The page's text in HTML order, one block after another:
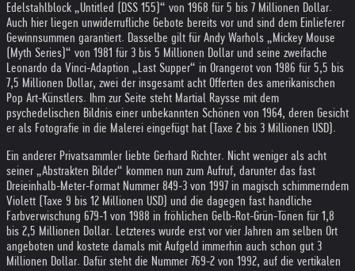
Edelstahlblock „Untitled (DSS 155)“ von 1968 für 5 bis 7 Millionen Dollar.
Auch hier liegen unwiderrufliche Gebote bereits vor und sind dem Einlieferer
Gewinnsummen garantiert. Dasselbe gilt für Andy Warhols „Mickey Mouse
(Myth Series)“ von 1981 für 3 bis 5 Millionen Dollar und seine zweifache
Leonardo da Vinci-Adaption „Last Supper“ in Orangerot von 1986 für 5,5 bis
7,5 Millionen Dollar, zwei der insgesamt acht Offerten des amerikanischen
Pop Art-Künstlers. Ihm zur Seite steht Martial Raysse mit dem
psychedelischen Bildnis einer unbekannten Schönen von 1964, deren Gesicht
er als Fotografie in die Malerei eingefügt hat (Taxe 2 bis 3 Millionen USD).
Ein anderer Privatsammler liebte Gerhard Richter. Nicht weniger als acht
seiner „Abstrakten Bilder“ kommen nun zum Aufruf, darunter das fast
Dreieinhalb-Meter-Format Nummer 849-3 von 1997 in magisch schimmerndem
Violett (Taxe 9 bis 12 Millionen USD) und die dagegen fast handliche
Farbverwischung 679-1 von 1988 in fröhlichen Gelb-Rot-Grün-Tönen für 1,8
bis 2,5 Millionen Dollar. Letzteres wurde erst vor vier Jahren am selben Ort
angeboten und kostete damals mit Aufgeld immerhin auch schon gut 3
Millionen Dollar. Dafür steht die Nummer 769-2 von 1992, auf die vertikalen